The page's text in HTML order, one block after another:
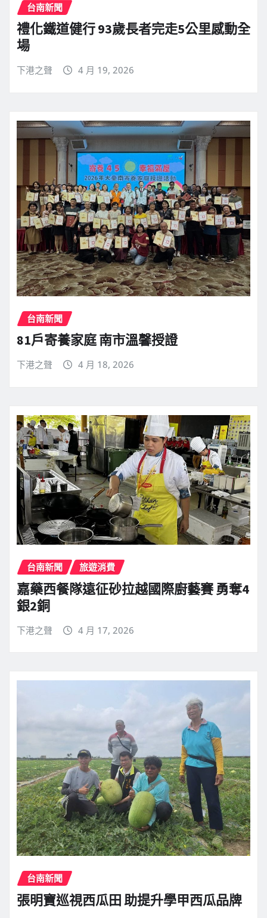
台南新聞
禮化鐵道健行 93歲長者完走5公里感動全
場
下港之聲 4 月 19, 2026
台南新聞
81戶寄養家庭 南市溫馨授證
下港之聲 4 月 18, 2026
台南新聞 旅遊消費
嘉藥西餐隊遠征砂拉越國際廚藝賽 勇奪4
銀2銅
下港之聲 4 月 17, 2026
台南新聞
張明寶巡視西瓜田 助提升學甲西瓜品牌